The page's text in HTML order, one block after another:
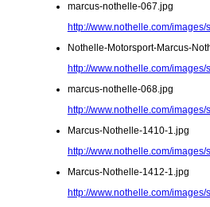
marcus-nothelle-067.jpg
http://www.nothelle.com/
Nothelle-Motorsport-Marcus-
http://www.nothelle.com/
marcus-nothelle-068.jpg
http://www.nothelle.com/
Marcus-Nothelle-1410-1.jpg
http://www.nothelle.com/
Marcus-Nothelle-1412-1.jpg
http://www.nothelle.com/